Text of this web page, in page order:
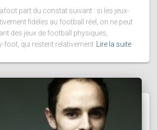
part du constat suivant : si les jeux-
fidèles au football réel, on ne peut
des jeux de football physiques,
foot, qui restent relativement
Lire la suite